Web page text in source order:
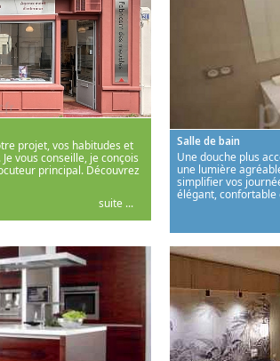
projet, vos habitudes et
vous conseille, je conçois
principal. Découvrez
suite ...
Salle de bain
Une douche plus
une lumière
simplifier vos
élégant, confortable